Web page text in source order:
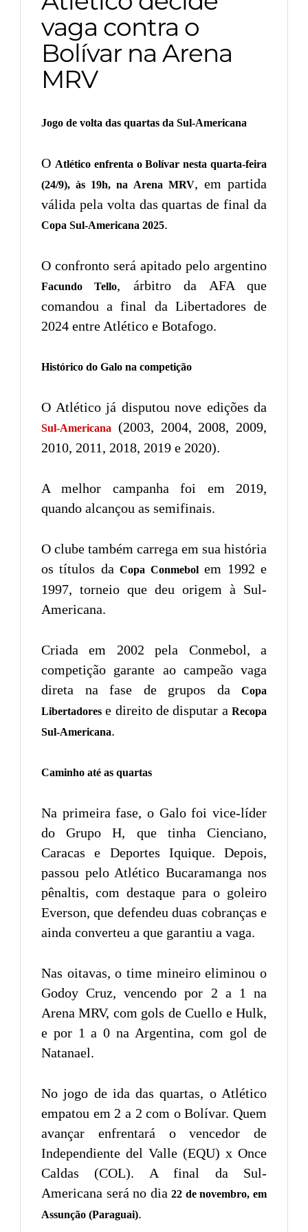
vaga contra o
Bolívar na Arena
MRV
Jogo de volta das quartas da Sul-Americana
O Atlético enfrenta o Bolívar nesta quarta-feira
(24/9), às 19h, na Arena MRV, em partida
válida pela volta das quartas de final da
Copa Sul-Americana 2025.
O confronto será apitado pelo argentino
Facundo Tello, árbitro da AFA que
comandou a final da Libertadores de
2024 entre Atlético e Botafogo.
Histórico do Galo na competição
O Atlético já disputou nove edições da
Sul-Americana
(2003, 2004, 2008, 2009,
2010, 2011, 2018, 2019 e 2020).
A melhor campanha foi em 2019,
quando alcançou as semifinais.
O clube também carrega em sua história
os títulos daCopa Conmebolem 1992 e
1997, torneio que deu origem à Sul-
Americana.
Criada em 2002 pela Conmebol, a
competição garante ao campeão vaga
direta na fase de grupos da
Copa
Libertadores e direito de disputar a Recopa
Sul-Americana.
Caminho até as quartas
Na primeira fase, o Galo foi vice-líder
do Grupo H, que tinha Cienciano,
Caracas e Deportes Iquique. Depois,
passou pelo Atlético Bucaramanga nos
pênaltis, com destaque para o goleiro
Everson, que defendeu duas cobranças e
ainda converteu a que garantiu a vaga.
Nas oitavas, o time mineiro eliminou o
Godoy Cruz, vencendo por 2 a 1 na
Arena MRV, com gols de Cuello e Hulk,
e por 1 a 0 na Argentina, com gol de
Natanael.
No jogo de ida das quartas, o Atlético
empatou em 2 a 2 com o Bolívar. Quem
avançar enfrentará o vencedor de
Independiente del Valle (EQU) x Once
Caldas (COL). A final da Sul-
Americana será no dia22 de novembro, em
Assunção (Paraguai).